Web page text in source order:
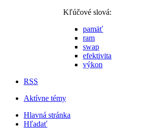
Kľúčové slová:
pamäť
ram
swap
efektivita
výkon
RSS
Aktívne témy
Hlavná stránka
Hľadať